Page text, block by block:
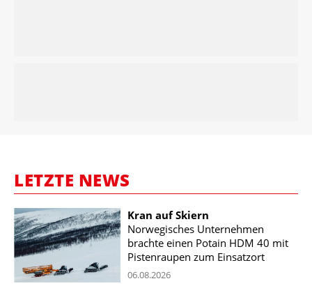
LETZTE NEWS
Kran auf Skiern
Norwegisches Unternehmen
brachte einen Potain HDM 40 mit
Pistenraupen zum Einsatzort
06.08.2026